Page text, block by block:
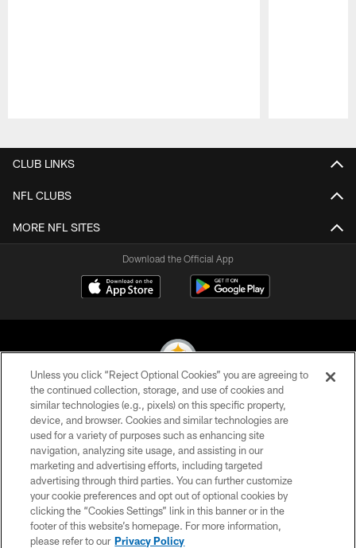
CLUB LINKS
NFL CLUBS
MORE NFL SITES
Download the Official App
© 2026 Pittsburgh Steelers. All Rights Reserved
PRIVACY POLICY
TERMS OF USE
ACCESSIBILITY
CONTACT US
SITE MAP
Unless you click “Reject Optional Cookies” you are agreeing to
the continued collection, storage, and use of cookies and
similar technologies (e.g., pixels) on this specific property,
device, and browser. Cookies and similar technologies are
used for a variety of purposes such as enhancing site
navigation, analyzing site usage, and assisting in our
marketing and advertising efforts, including targeted
advertising through third parties. You can further customize
your cookie preferences and opt out of optional cookies by
clicking the “Cookies Settings” link in this banner or in the
footer of this website’s homepage. For more information,
please refer to our Privacy Policy